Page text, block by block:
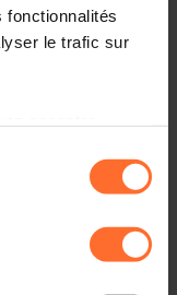
fonctionnalités
le trafic sur
au
des différents
Détails » ci-
the following